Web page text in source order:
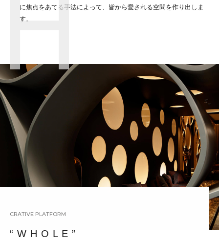
に焦点をあてる手法によって、皆から愛される空間を作り出しま
す。
CRATIVE PLATFORM
“ W H O L E ”